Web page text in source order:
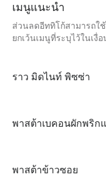
เมนูแนะนำ
ส่วนลดอีททิโก้สามารถใ
ยกเว้นเมนูที่ระบุไว้ในเงื่
ราว มิดไนท์ พิซซ่า
พาสต้าเบคอนผักพริก
พาสต้าข้าวซอย